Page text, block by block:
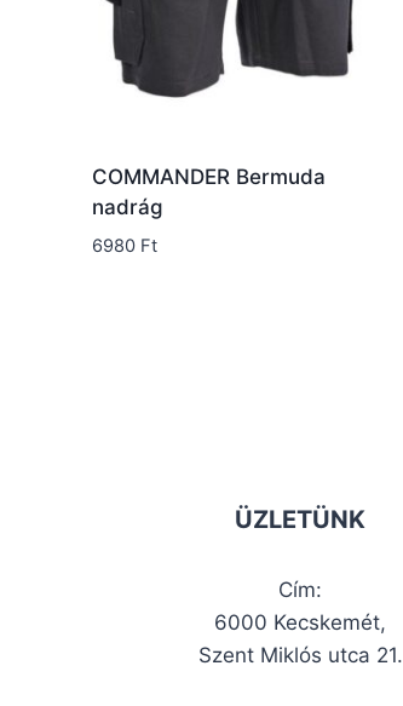
COMMANDER Bermuda
nadrág
6980 Ft
ÜZLETÜNK
Cím:
6000 Kecskemét,
Szent Miklós utca 21.